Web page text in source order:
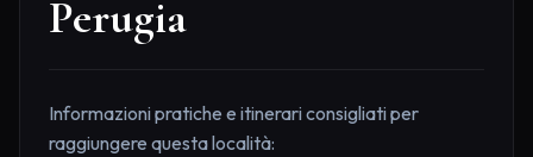
Perugia
Informazioni pratiche e itinerari consigliati per
raggiungere questa località: